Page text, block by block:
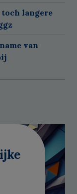
toch langere
van